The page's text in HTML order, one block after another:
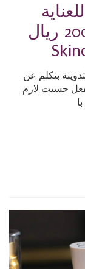
بالبشرة بأقل من 200 ريال Five
بتكلم عن
حسيت لازم